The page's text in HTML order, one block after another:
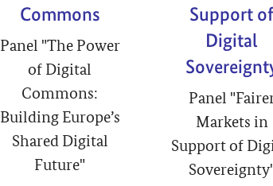
Commons
Panel "The Power
of Digital
Commons:
Building Europe’s
Shared Digital
Future"
Support of
Digital
Panel
Markets in
Support of